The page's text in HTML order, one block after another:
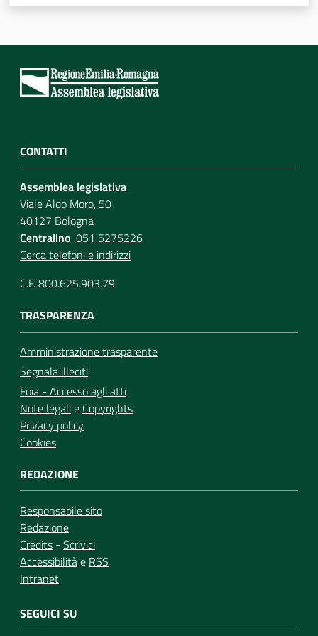
Per i cittadini
CONTATTI
Assemblea legislativa
Viale Aldo Moro, 50
40127 Bologna
Centralino 051 5275226
Cerca telefoni e indirizzi
C.F. 800.625.903.79
TRASPARENZA
Amministrazione trasparente
Segnala illeciti
Foia - Accesso agli atti
Note legalie Copyrights
Privacy policy
Cookies
REDAZIONE
Responsabile sito
Redazione
Credits - Scrivici
Accessibilitàe RSS
Intranet
SEGUICI SU